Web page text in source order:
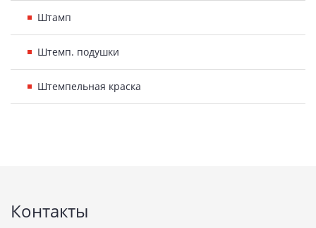
Штамп
Штемп. подушки
Штемпельная краска
Контакты